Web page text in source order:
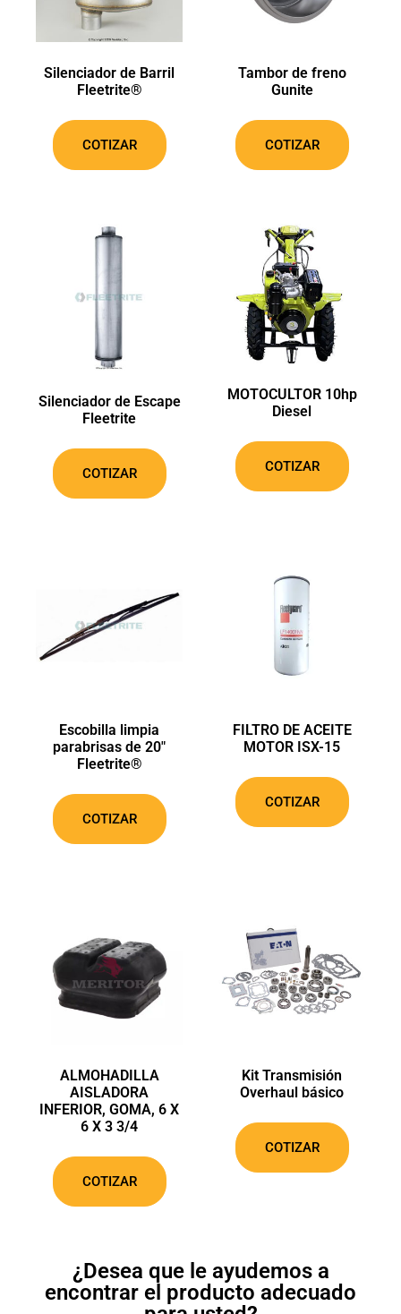
Silenciador de Barril
Fleetrite®
COTIZAR
Tambor de freno
Gunite
COTIZAR
Silenciador de Escape
Fleetrite
COTIZAR
MOTOCULTOR 10hp
Diesel
COTIZAR
Escobilla limpia
parabrisas de 20″
Fleetrite®
COTIZAR
FILTRO DE ACEITE
MOTOR ISX-15
COTIZAR
ALMOHADILLA
AISLADORA
INFERIOR, GOMA, 6 X
6 X 3 3/4
COTIZAR
Kit Transmisión
Overhaul básico
COTIZAR
¿Desea que le ayudemos a
encontrar el producto adecuado
mantente informado
Descarga nuestro catálogo de productos y
suscríbete para estar informado.
Al hacer click en el botón esta aceptando nuestras políticas de privacidad